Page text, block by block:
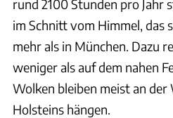
rund 2100 Stunden pro Jahr
im Schnitt vom Himmel, das
mehr als in München. Dazu
weniger als auf dem nahen
Wolken bleiben meist an
Holsteins hängen.